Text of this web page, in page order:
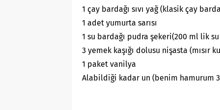
1 çay bardağı sıvı yağ (klasik çay
1 adet yumurta sarısı
1 su bardağı pudra şekeri(200 ml lik
3 yemek kaşığı dolusu nişasta (mısır
1 paket vanilya
Alabildiği kadar un (benim hamurum 3